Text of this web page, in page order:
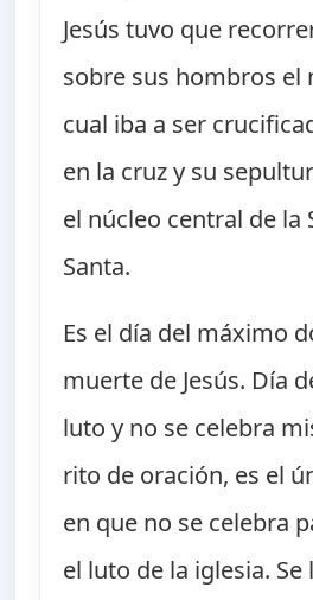
Jesús tuvo que
sobre sus hombros el
cual iba a ser
en la cruz y su
el núcleo central de la
Santa.
Es el día del máximo
muerte de Jesús. Día
luto y no se celebra
rito de oración, es el
en que no se celebra
el luto de la iglesia. Se